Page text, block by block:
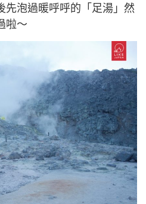
先泡過暖呼呼的「足湯」然
啦～